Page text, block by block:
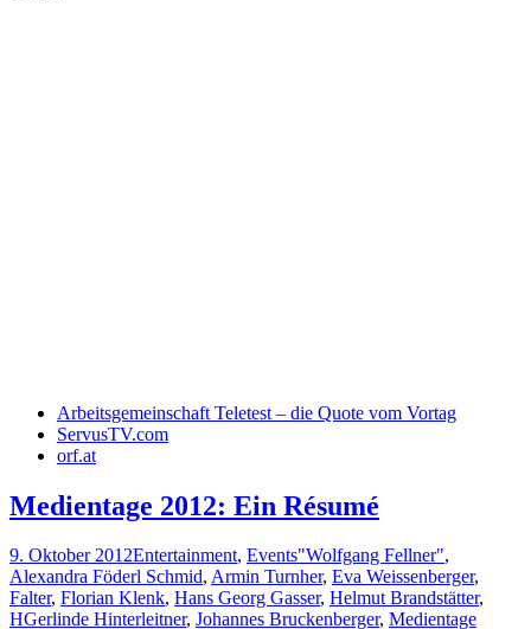
Arbeitsgemeinschaft Teletest – die Quote vom Vortag
ServusTV.com
orf.at
Medientage 2012: Ein Résumé
9. Oktober 2012Entertainment, Events"Wolfgang Fellner",
Alexandra Föderl Schmid, Armin Turnher, Eva Weissenberger,
Falter, Florian Klenk, Hans Georg Gasser, Helmut Brandstätter,
HGerlinde Hinterleitner, Johannes Bruckenberger, Medientage